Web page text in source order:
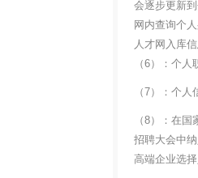
会逐步更新
网内查询个
人才网入库信
（6）：个人
（7）：个人
（8）：在
招聘大会中
高端企业选择